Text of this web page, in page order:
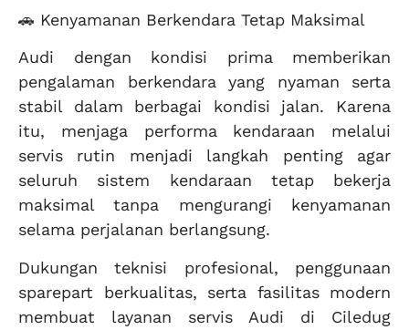
🚗 Kenyamanan Berkendara Tetap Maksimal
Audi dengan kondisi prima memberikan
pengalaman berkendara yang nyaman serta
stabil dalam berbagai kondisi jalan. Karena
itu, menjaga performa kendaraan melalui
servis rutin menjadi langkah penting agar
seluruh sistem kendaraan tetap bekerja
maksimal tanpa mengurangi kenyamanan
selama perjalanan berlangsung.
Dukungan teknisi profesional, penggunaan
sparepart berkualitas, serta fasilitas modern
membuat layanan servis Audi di Ciledug